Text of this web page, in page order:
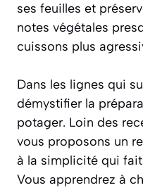
ses feuilles et
notes végétales
cuissons plus
Dans les lignes qui
démystifier la
potager. Loin des
vous proposons un
à la simplicité qui
Vous apprendrez à